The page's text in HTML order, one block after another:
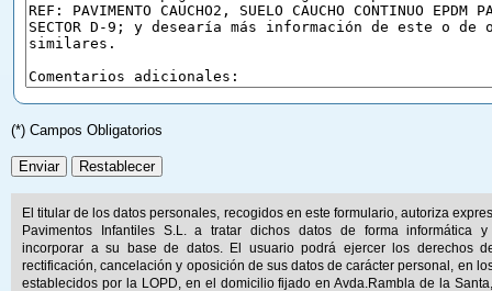
(*) Campos Obligatorios
El titular de los datos personales, recogidos en este formulario, autoriza
Pavimentos Infantiles S.L. a tratar dichos datos de forma informática y
incorporar a su base de datos. El usuario podrá ejercer los derechos
rectificación, cancelación y oposición de sus datos de carácter personal, en
establecidos por la LOPD, en el domicilio fijado en Avda.Rambla de la